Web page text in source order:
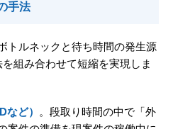
手法
トルネックと待ち時間の発生源
組み合わせて短縮を実現しま
など）
。段取り時間の中で「外